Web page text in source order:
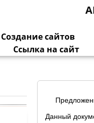
Создание сайтов
Ссылка на сайт
Данный